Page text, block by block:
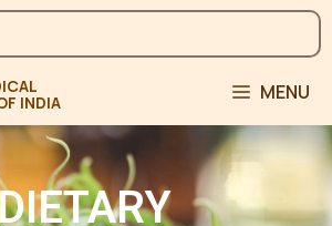
MENU